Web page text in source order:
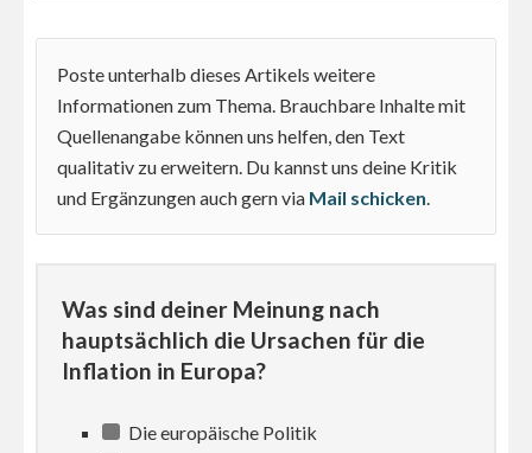
Poste unterhalb dieses Artikels weitere
Informationen zum Thema. Brauchbare Inhalte mit
Quellenangabe können uns helfen, den Text
qualitativ zu erweitern. Du kannst uns deine Kritik
und Ergänzungen auch gern via Mail schicken.
Was sind deiner Meinung nach
hauptsächlich die Ursachen für die
Inflation in Europa?
Die europäische Politik